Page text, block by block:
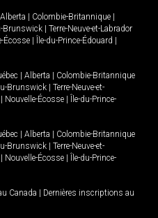
Alberta Colombie-Britannique
Brunswick
Terre-Neuve-et-Labrador
Écosse Île-du-Prince-Édouard
Alberta
Colombie-Britannique
Brunswick
Terre-Neuve-et-
Nouvelle-Écosse
Île-du-Prince-
Alberta
Colombie-Britannique
Brunswick
Terre-Neuve-et-
Nouvelle-Écosse
Île-du-Prince-
Canada
Dernières inscriptions au